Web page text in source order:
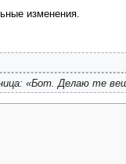
изменения.
«Бот. Делаю те